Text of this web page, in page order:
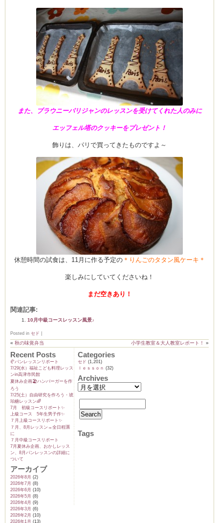
また、ブラウニーパリジャンのレッスンを受けてくれた人のみに
エッフェル塔のクッキーをプレゼント！
飾りは、パリで買ってきたものですよ～
休憩時間の試食は、11月に作る予定の＊りんごのタタン風ケーキ＊
楽しみにしていてくださいね！
まだ空きあり！
関連記事:
10月中級コースレッスン風景♪
Posted in セド
« 秋の味覚弁当 小学生教室＆大人教室レポート！ »
Recent Posts
🥐パンレッスンリポート
7/29(水）福祉こども料理レッス
ンin高津市民館
夏休み企画🏖️ハンバーガーを作
ろう
7/25(土）自由研究を作ろう・琥
珀糖レッスン🌈
7月 初級コースリポート✨️
上級コース 5年生男子作✨️
７月上級コースリポート✨️
７月、8月レッスン→全日程🈵
に
７月中級コースリポート
7月夏休み企画、おかしレッス
ン、8月パンレッスンの詳細に
ついて
アーカイブ
2026年8月 (2)
2026年7月 (8)
2026年6月 (10)
2026年5月 (8)
2026年4月 (9)
2026年3月 (6)
2026年2月 (10)
2026年1月 (13)
Categories
セド (1,201)
ｌｅｓｓｏｎ (32)
Archives
Tags